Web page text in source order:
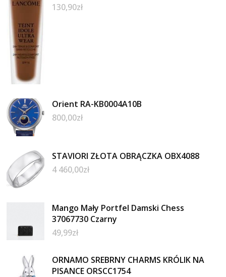
130,90zł
Orient RA-KB0004A10B
800,00zł
STAVIORI ZŁOTA OBRĄCZKA OBX4088
4 460,00zł
Mango Mały Portfel Damski Chess
37067730 Czarny
49,99zł
ORNAMO SREBRNY CHARMS KRÓLIK NA
PISANCE ORSCC1754